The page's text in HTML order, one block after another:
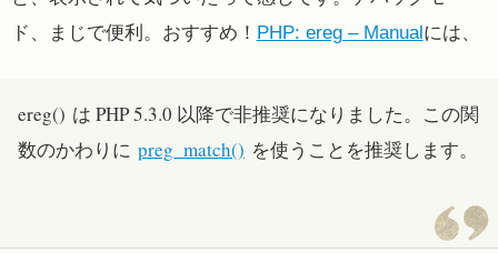
ド、まじで便利。おすすめ！ PHP: ereg – Manualには、
ereg() は PHP 5.3.0 以降で非推奨になりました。この関
数のかわりに preg_match() を使うことを推奨します。